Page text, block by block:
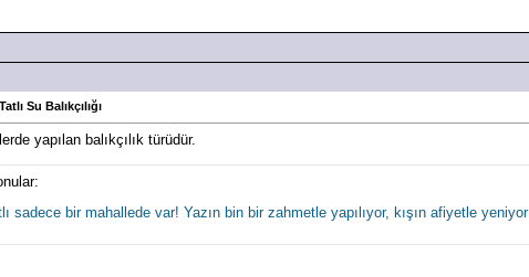
Tatlı Su Balıkçılığı
yapılan balıkçılık türüdür.
sadece bir mahallede var! Yazın bin bir zahmetle yapılıyor, kışın afiyetle yeniyor